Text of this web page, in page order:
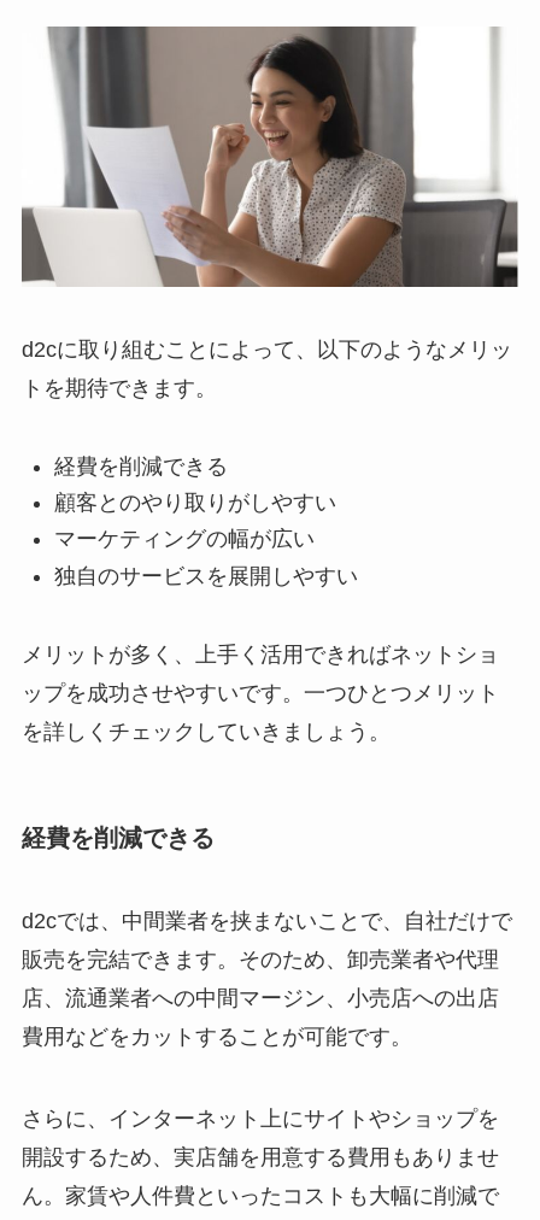
d2cに取り組むことによって、以下のようなメリッ
トを期待できます。
経費を削減できる
顧客とのやり取りがしやすい
マーケティングの幅が広い
独自のサービスを展開しやすい
メリットが多く、上手く活用できればネットショ
ップを成功させやすいです。一つひとつメリット
を詳しくチェックしていきましょう。
経費を削減できる
d2cでは、中間業者を挟まないことで、自社だけで
販売を完結できます。そのため、卸売業者や代理
店、流通業者への中間マージン、小売店への出店
費用などをカットすることが可能です。
さらに、インターネット上にサイトやショップを
開設するため、実店舗を用意する費用もありませ
ん。家賃や人件費といったコストも大幅に削減で